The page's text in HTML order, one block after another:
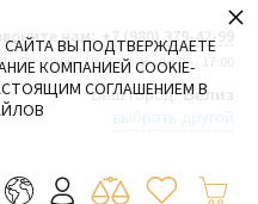
нам: +7 (980) 379-42-99
Пн-Пт: 09:00 - 19:00 Сб-Вс: 10:00 - 17:00
Ваш город:Белиз
ВЫ ПОДТВЕРЖДАЕТЕ
КОМПАНИЕЙ COOKIE-
СОГЛАШЕНИЕМ В
×